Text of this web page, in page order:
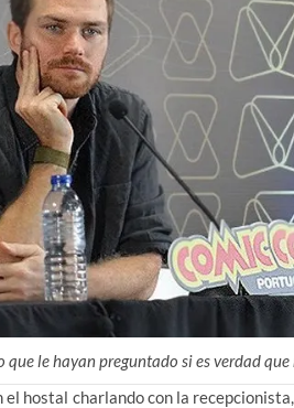
le hayan preguntado si es verdad
hostal charlando con la